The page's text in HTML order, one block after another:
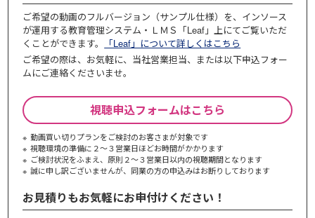
ご希望の動画のフルバージョン（サンプル仕様）を、インソース
が運用する教育管理システム・ＬＭＳ「Leaf」上にてご覧いただ
くことができます。
「Leaf」について詳しくはこちら
ご希望の際は、お気軽に、当社営業担当、または以下申込フォー
ムにご連絡くださいませ。
視聴申込フォームはこちら
動画買い切りプランをご検討のお客さまが対象です
視聴環境の準備に２～３営業日ほどお時間がかかります
ご検討状況をふまえ、原則２～３営業⽇以内の視聴期間となります
誠に申し訳ございませんが、同業の⽅の申込みはお断りしております
お見積りもお気軽にお申付けください！